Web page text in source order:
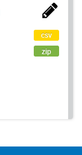
csv
zip